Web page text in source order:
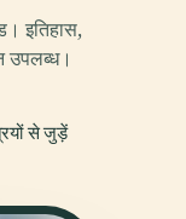
इतिहास,
उपलब्ध।
से जुड़ें